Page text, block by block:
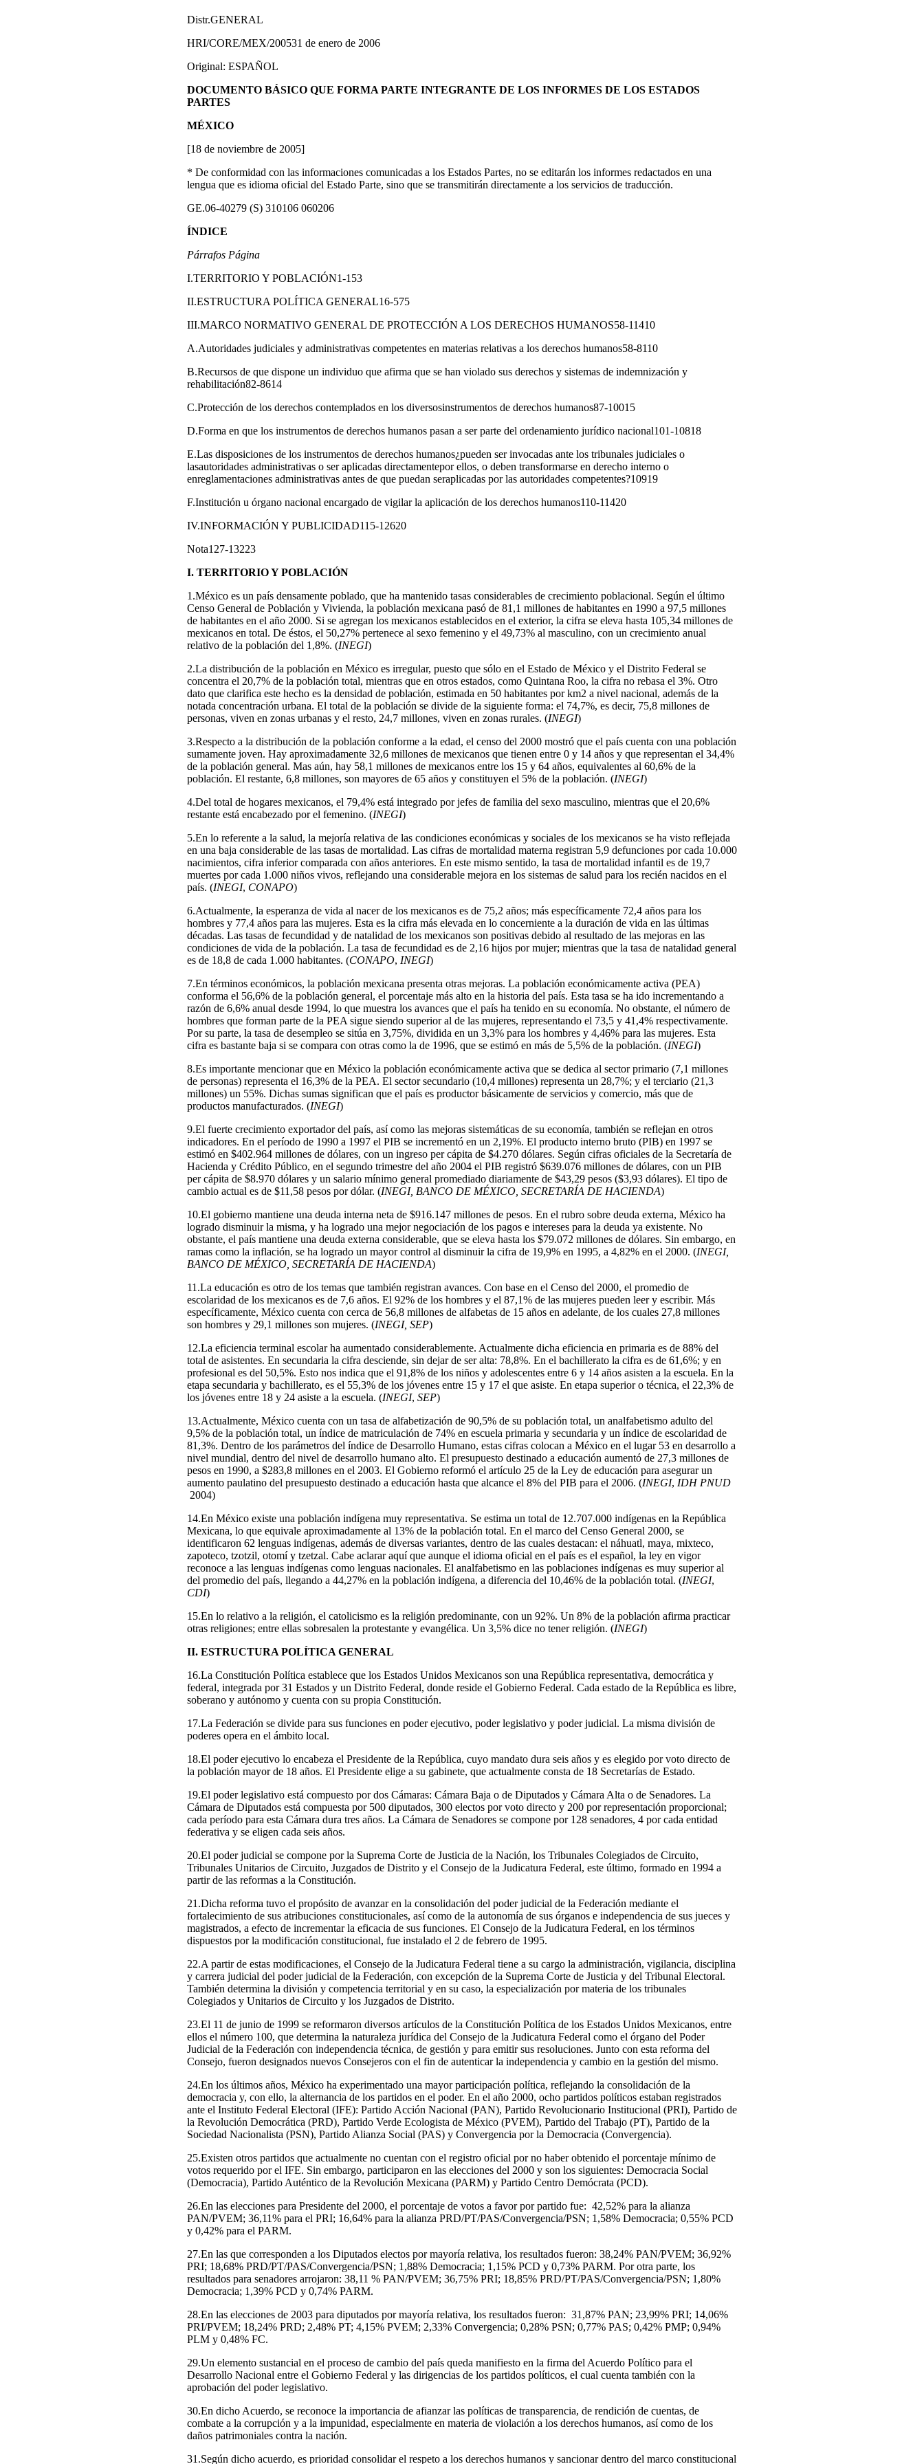
Distr.GENERAL
HRI/CORE/MEX/200531 de enero de 2006
Original: ESPAÑOL
DOCUMENTO BÁSICO QUE FORMA PARTE INTEGRANTE DE LOS INFORMES DE LOS ESTADOS
PARTES
MÉXICO
[18 de noviembre de 2005]
* De conformidad con las informaciones comunicadas a los Estados Partes, no se editarán los informes redactados en una
lengua que es idioma oficial del Estado Parte, sino que se transmitirán directamente a los servicios de traducción.
GE.06-40279 (S) 310106 060206
ÍNDICE
Párrafos Página
I.TERRITORIO Y POBLACIÓN1-153
II.ESTRUCTURA POLÍTICA GENERAL16-575
III.MARCO NORMATIVO GENERAL DE PROTECCIÓN A LOS DERECHOS HUMANOS58-11410
A.Autoridades judiciales y administrativas competentes en materias relativas a los derechos humanos58-8110
B.Recursos de que dispone un individuo que afirma que se han violado sus derechos y sistemas de indemnización y
rehabilitación82-8614
C.Protección de los derechos contemplados en los diversosinstrumentos de derechos humanos87-10015
D.Forma en que los instrumentos de derechos humanos pasan a ser parte del ordenamiento jurídico nacional101-10818
E.Las disposiciones de los instrumentos de derechos humanos¿pueden ser invocadas ante los tribunales judiciales o
lasautoridades administrativas o ser aplicadas directamentepor ellos, o deben transformarse en derecho interno o
enreglamentaciones administrativas antes de que puedan seraplicadas por las autoridades competentes?10919
F.Institución u órgano nacional encargado de vigilar la aplicación de los derechos humanos110-11420
IV.INFORMACIÓN Y PUBLICIDAD115-12620
Nota127-13223
I. TERRITORIO Y POBLACIÓN
1.México es un país densamente poblado, que ha mantenido tasas considerables de crecimiento poblacional. Según el último
Censo General de Población y Vivienda, la población mexicana pasó de 81,1 millones de habitantes en 1990 a 97,5 millones
de habitantes en el año 2000. Si se agregan los mexicanos establecidos en el exterior, la cifra se eleva hasta 105,34 millones de
mexicanos en total. De éstos, el 50,27% pertenece al sexo femenino y el 49,73% al masculino, con un crecimiento anual
relativo de la población del 1,8%. (INEGI)
2.La distribución de la población en México es irregular, puesto que sólo en el Estado de México y el Distrito Federal se
concentra el 20,7% de la población total, mientras que en otros estados, como Quintana Roo, la cifra no rebasa el 3%. Otro
dato que clarifica este hecho es la densidad de población, estimada en 50 habitantes por km2 a nivel nacional, además de la
notada concentración urbana. El total de la población se divide de la siguiente forma: el 74,7%, es decir, 75,8 millones de
personas, viven en zonas urbanas y el resto, 24,7 millones, viven en zonas rurales. (INEGI)
3.Respecto a la distribución de la población conforme a la edad, el censo del 2000 mostró que el país cuenta con una población
sumamente joven. Hay aproximadamente 32,6 millones de mexicanos que tienen entre 0 y 14 años y que representan el 34,4%
de la población general. Mas aún, hay 58,1 millones de mexicanos entre los 15 y 64 años, equivalentes al 60,6% de la
población. El restante, 6,8 millones, son mayores de 65 años y constituyen el 5% de la población. (INEGI)
4.Del total de hogares mexicanos, el 79,4% está integrado por jefes de familia del sexo masculino, mientras que el 20,6%
restante está encabezado por el femenino. (INEGI)
5.En lo referente a la salud, la mejoría relativa de las condiciones económicas y sociales de los mexicanos se ha visto reflejada
en una baja considerable de las tasas de mortalidad. Las cifras de mortalidad materna registran 5,9 defunciones por cada 10.000
nacimientos, cifra inferior comparada con años anteriores. En este mismo sentido, la tasa de mortalidad infantil es de 19,7
muertes por cada 1.000 niños vivos, reflejando una considerable mejora en los sistemas de salud para los recién nacidos en el
país. (INEGI, CONAPO)
6.Actualmente, la esperanza de vida al nacer de los mexicanos es de 75,2 años; más específicamente 72,4 años para los
hombres y 77,4 años para las mujeres. Esta es la cifra más elevada en lo concerniente a la duración de vida en las últimas
décadas. Las tasas de fecundidad y de natalidad de los mexicanos son positivas debido al resultado de las mejoras en las
condiciones de vida de la población. La tasa de fecundidad es de 2,16 hijos por mujer; mientras que la tasa de natalidad general
es de 18,8 de cada 1.000 habitantes. (CONAPO, INEGI)
7.En términos económicos, la población mexicana presenta otras mejoras. La población económicamente activa (PEA)
conforma el 56,6% de la población general, el porcentaje más alto en la historia del país. Esta tasa se ha ido incrementando a
razón de 6,6% anual desde 1994, lo que muestra los avances que el país ha tenido en su economía. No obstante, el número de
hombres que forman parte de la PEA sigue siendo superior al de las mujeres, representando el 73,5 y 41,4% respectivamente.
Por su parte, la tasa de desempleo se sitúa en 3,75%, dividida en un 3,3% para los hombres y 4,46% para las mujeres. Esta
cifra es bastante baja si se compara con otras como la de 1996, que se estimó en más de 5,5% de la población. (INEGI)
8.Es importante mencionar que en México la población económicamente activa que se dedica al sector primario (7,1 millones
de personas) representa el 16,3% de la PEA. El sector secundario (10,4 millones) representa un 28,7%; y el terciario (21,3
millones) un 55%. Dichas sumas significan que el país es productor básicamente de servicios y comercio, más que de
productos manufacturados. (INEGI)
9.El fuerte crecimiento exportador del país, así como las mejoras sistemáticas de su economía, también se reflejan en otros
indicadores. En el período de 1990 a 1997 el PIB se incrementó en un 2,19%. El producto interno bruto (PIB) en 1997 se
estimó en $402.964 millones de dólares, con un ingreso per cápita de $4.270 dólares. Según cifras oficiales de la Secretaría de
Hacienda y Crédito Público, en el segundo trimestre del año 2004 el PIB registró $639.076 millones de dólares, con un PIB
per cápita de $8.970 dólares y un salario mínimo general promediado diariamente de $43,29 pesos ($3,93 dólares). El tipo de
cambio actual es de $11,58 pesos por dólar. (INEGI, BANCO DE MÉXICO, SECRETARÍA DE HACIENDA)
10.El gobierno mantiene una deuda interna neta de $916.147 millones de pesos. En el rubro sobre deuda externa, México ha
logrado disminuir la misma, y ha logrado una mejor negociación de los pagos e intereses para la deuda ya existente. No
obstante, el país mantiene una deuda externa considerable, que se eleva hasta los $79.072 millones de dólares. Sin embargo, en
ramas como la inflación, se ha logrado un mayor control al disminuir la cifra de 19,9% en 1995, a 4,82% en el 2000. (INEGI,
BANCO DE MÉXICO, SECRETARÍA DE HACIENDA)
11.La educación es otro de los temas que también registran avances. Con base en el Censo del 2000, el promedio de
escolaridad de los mexicanos es de 7,6 años. El 92% de los hombres y el 87,1% de las mujeres pueden leer y escribir. Más
específicamente, México cuenta con cerca de 56,8 millones de alfabetas de 15 años en adelante, de los cuales 27,8 millones
son hombres y 29,1 millones son mujeres. (INEGI, SEP)
12.La eficiencia terminal escolar ha aumentado considerablemente. Actualmente dicha eficiencia en primaria es de 88% del
total de asistentes. En secundaria la cifra desciende, sin dejar de ser alta: 78,8%. En el bachillerato la cifra es de 61,6%; y en
profesional es del 50,5%. Esto nos indica que el 91,8% de los niños y adolescentes entre 6 y 14 años asisten a la escuela. En la
etapa secundaria y bachillerato, es el 55,3% de los jóvenes entre 15 y 17 el que asiste. En etapa superior o técnica, el 22,3% de
los jóvenes entre 18 y 24 asiste a la escuela. (INEGI, SEP)
13.Actualmente, México cuenta con un tasa de alfabetización de 90,5% de su población total, un analfabetismo adulto del
9,5% de la población total, un índice de matriculación de 74% en escuela primaria y secundaria y un índice de escolaridad de
81,3%. Dentro de los parámetros del índice de Desarrollo Humano, estas cifras colocan a México en el lugar 53 en desarrollo a
nivel mundial, dentro del nivel de desarrollo humano alto. El presupuesto destinado a educación aumentó de 27,3 millones de
pesos en 1990, a $283,8 millones en el 2003. El Gobierno reformó el artículo 25 de la Ley de educación para asegurar un
aumento paulatino del presupuesto destinado a educación hasta que alcance el 8% del PIB para el 2006. (INEGI, IDH PNUD
2004)
14.En México existe una población indígena muy representativa. Se estima un total de 12.707.000 indígenas en la República
Mexicana, lo que equivale aproximadamente al 13% de la población total. En el marco del Censo General 2000, se
identificaron 62 lenguas indígenas, además de diversas variantes, dentro de las cuales destacan: el náhuatl, maya, mixteco,
zapoteco, tzotzil, otomí y tzetzal. Cabe aclarar aquí que aunque el idioma oficial en el país es el español, la ley en vigor
reconoce a las lenguas indígenas como lenguas nacionales. El analfabetismo en las poblaciones indígenas es muy superior al
del promedio del país, llegando a 44,27% en la población indígena, a diferencia del 10,46% de la población total. (INEGI,
CDI)
15.En lo relativo a la religión, el catolicismo es la religión predominante, con un 92%. Un 8% de la población afirma practicar
otras religiones; entre ellas sobresalen la protestante y evangélica. Un 3,5% dice no tener religión. (INEGI)
II. ESTRUCTURA POLÍTICA GENERAL
16.La Constitución Política establece que los Estados Unidos Mexicanos son una República representativa, democrática y
federal, integrada por 31 Estados y un Distrito Federal, donde reside el Gobierno Federal. Cada estado de la República es libre,
soberano y autónomo y cuenta con su propia Constitución.
17.La Federación se divide para sus funciones en poder ejecutivo, poder legislativo y poder judicial. La misma división de
poderes opera en el ámbito local.
18.El poder ejecutivo lo encabeza el Presidente de la República, cuyo mandato dura seis años y es elegido por voto directo de
la población mayor de 18 años. El Presidente elige a su gabinete, que actualmente consta de 18 Secretarías de Estado.
19.El poder legislativo está compuesto por dos Cámaras: Cámara Baja o de Diputados y Cámara Alta o de Senadores. La
Cámara de Diputados está compuesta por 500 diputados, 300 electos por voto directo y 200 por representación proporcional;
cada período para esta Cámara dura tres años. La Cámara de Senadores se compone por 128 senadores, 4 por cada entidad
federativa y se eligen cada seis años.
20.El poder judicial se compone por la Suprema Corte de Justicia de la Nación, los Tribunales Colegiados de Circuito,
Tribunales Unitarios de Circuito, Juzgados de Distrito y el Consejo de la Judicatura Federal, este último, formado en 1994 a
partir de las reformas a la Constitución.
21.Dicha reforma tuvo el propósito de avanzar en la consolidación del poder judicial de la Federación mediante el
fortalecimiento de sus atribuciones constitucionales, así como de la autonomía de sus órganos e independencia de sus jueces y
magistrados, a efecto de incrementar la eficacia de sus funciones. El Consejo de la Judicatura Federal, en los términos
dispuestos por la modificación constitucional, fue instalado el 2 de febrero de 1995.
22.A partir de estas modificaciones, el Consejo de la Judicatura Federal tiene a su cargo la administración, vigilancia, disciplina
y carrera judicial del poder judicial de la Federación, con excepción de la Suprema Corte de Justicia y del Tribunal Electoral.
También determina la división y competencia territorial y en su caso, la especialización por materia de los tribunales
Colegiados y Unitarios de Circuito y los Juzgados de Distrito.
23.El 11 de junio de 1999 se reformaron diversos artículos de la Constitución Política de los Estados Unidos Mexicanos, entre
ellos el número 100, que determina la naturaleza jurídica del Consejo de la Judicatura Federal como el órgano del Poder
Judicial de la Federación con independencia técnica, de gestión y para emitir sus resoluciones. Junto con esta reforma del
Consejo, fueron designados nuevos Consejeros con el fin de autenticar la independencia y cambio en la gestión del mismo.
24.En los últimos años, México ha experimentado una mayor participación política, reflejando la consolidación de la
democracia y, con ello, la alternancia de los partidos en el poder. En el año 2000, ocho partidos políticos estaban registrados
ante el Instituto Federal Electoral (IFE): Partido Acción Nacional (PAN), Partido Revolucionario Institucional (PRI), Partido de
la Revolución Democrática (PRD), Partido Verde Ecologista de México (PVEM), Partido del Trabajo (PT), Partido de la
Sociedad Nacionalista (PSN), Partido Alianza Social (PAS) y Convergencia por la Democracia (Convergencia).
25.Existen otros partidos que actualmente no cuentan con el registro oficial por no haber obtenido el porcentaje mínimo de
votos requerido por el IFE. Sin embargo, participaron en las elecciones del 2000 y son los siguientes: Democracia Social
(Democracia), Partido Auténtico de la Revolución Mexicana (PARM) y Partido Centro Demócrata (PCD).
26.En las elecciones para Presidente del 2000, el porcentaje de votos a favor por partido fue: 42,52% para la alianza
PAN/PVEM; 36,11% para el PRI; 16,64% para la alianza PRD/PT/PAS/Convergencia/PSN; 1,58% Democracia; 0,55% PCD
y 0,42% para el PARM.
27.En las que corresponden a los Diputados electos por mayoría relativa, los resultados fueron: 38,24% PAN/PVEM; 36,92%
PRI; 18,68% PRD/PT/PAS/Convergencia/PSN; 1,88% Democracia; 1,15% PCD y 0,73% PARM. Por otra parte, los
resultados para senadores arrojaron: 38,11 % PAN/PVEM; 36,75% PRI; 18,85% PRD/PT/PAS/Convergencia/PSN; 1,80%
Democracia; 1,39% PCD y 0,74% PARM.
28.En las elecciones de 2003 para diputados por mayoría relativa, los resultados fueron: 31,87% PAN; 23,99% PRI; 14,06%
PRI/PVEM; 18,24% PRD; 2,48% PT; 4,15% PVEM; 2,33% Convergencia; 0,28% PSN; 0,77% PAS; 0,42% PMP; 0,94%
PLM y 0,48% FC.
29.Un elemento sustancial en el proceso de cambio del país queda manifiesto en la firma del Acuerdo Político para el
Desarrollo Nacional entre el Gobierno Federal y las dirigencias de los partidos políticos, el cual cuenta también con la
aprobación del poder legislativo.
30.En dicho Acuerdo, se reconoce la importancia de afianzar las políticas de transparencia, de rendición de cuentas, de
combate a la corrupción y a la impunidad, especialmente en materia de violación a los derechos humanos, así como de los
daños patrimoniales contra la nación.
31.Según dicho acuerdo, es prioridad consolidar el respeto a los derechos humanos y sancionar dentro del marco constitucional